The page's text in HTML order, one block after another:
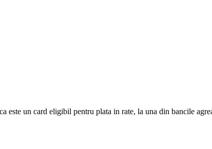
un card eligibil pentru plata in rate, la una din bancile